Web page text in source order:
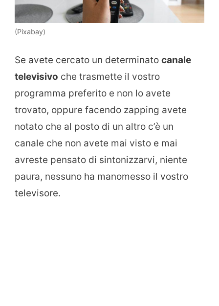
(Pixabay)
Se avete cercato un determinato canale
televisivo che trasmette il vostro
programma preferito e non lo avete
trovato, oppure facendo zapping avete
notato che al posto di un altro c’è un
canale che non avete mai visto e mai
avreste pensato di sintonizzarvi, niente
paura, nessuno ha manomesso il vostro
televisore.